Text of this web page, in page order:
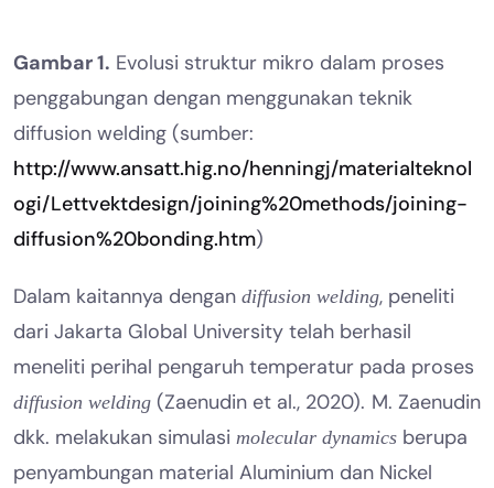
Gambar 1. Evolusi struktur mikro dalam proses
penggabungan dengan menggunakan teknik
diffusion welding (sumber:
http://www.ansatt.hig.no/henningj/materialteknol
ogi/Lettvektdesign/joining%20methods/joining-
diffusion%20bonding.htm)
Dalam kaitannya dengan diffusion welding, peneliti
dari Jakarta Global University telah berhasil
meneliti perihal pengaruh temperatur pada proses
diffusion welding (Zaenudin et al., 2020). M. Zaenudin
dkk. melakukan simulasi molecular dynamics berupa
penyambungan material Aluminium dan Nickel